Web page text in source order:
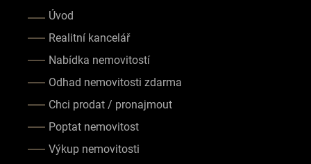
Úvod
Realitní kancelář
Nabídka nemovitostí
Odhad nemovitosti zdarma
Chci prodat / pronajmout
Poptat nemovitost
Výkup nemovitosti